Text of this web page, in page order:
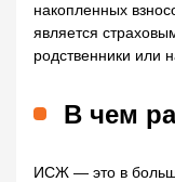
накопленных
является
родственники или
В чем
ИСЖ — это в